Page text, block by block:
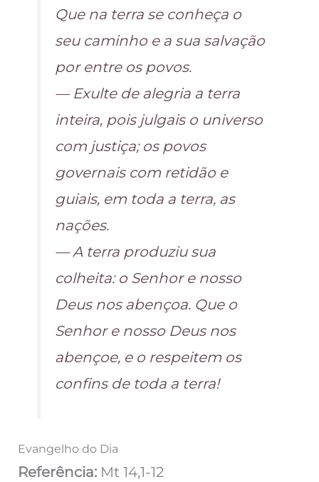
Que na terra se conheça o
seu caminho e a sua salvação
por entre os povos.
— Exulte de alegria a terra
inteira, pois julgais o universo
com justiça; os povos
governais com retidão e
guiais, em toda a terra, as
nações.
— A terra produziu sua
colheita: o Senhor e nosso
Deus nos abençoa. Que o
Senhor e nosso Deus nos
abençoe, e o respeitem os
confins de toda a terra!
Evangelho do Dia
Referência: Mt 14,1-12